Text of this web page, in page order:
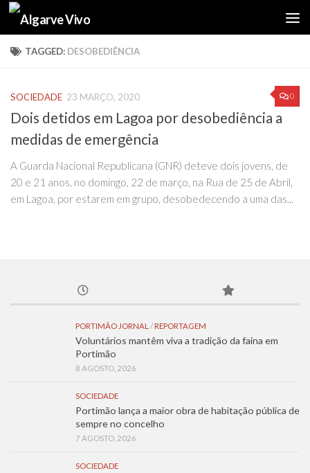
Skip to content
TAGGED: DESOBEDIÊNCIA
0
SOCIEDADE 23 MARÇO, 2020
Dois detidos em Lagoa por desobediência a
medidas de emergência
A Guarda Nacional Republicana (GNR) deteve dois jovens, de
20 e 21 anos, no domingo, 22 de março, na Rua de 25 de Abril,
em Lagoa, por estarem em grupo, desobedecendo a uma das...
PORTIMÃO JORNAL / REPORTAGEM
Voluntários mantêm viva a tradição da faina em
Portimão
8 AGOSTO, 2026
SOCIEDADE
Portimão lança a maior obra de habitação pública de
sempre no concelho
7 AGOSTO, 2026
SOCIEDADE